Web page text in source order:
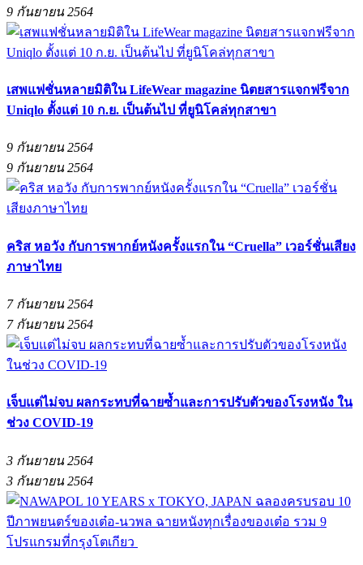
9 กันยายน 2564
เสพแฟชั่นหลายมิติใน LifeWear magazine นิตยสารแจกฟรีจาก
Uniqlo ตั้งแต่ 10 ก.ย. เป็นต้นไป ที่ยูนิโคล่ทุกสาขา
9 กันยายน 2564
9 กันยายน 2564
คริส หอวัง กับการพากย์หนังครั้งแรกใน “Cruella” เวอร์ชั่นเสียง
ภาษาไทย
7 กันยายน 2564
7 กันยายน 2564
เจ็บแต่ไม่จบ ผลกระทบที่ฉายซ้ำและการปรับตัวของโรงหนัง ใน
ช่วง COVID-19
3 กันยายน 2564
3 กันยายน 2564